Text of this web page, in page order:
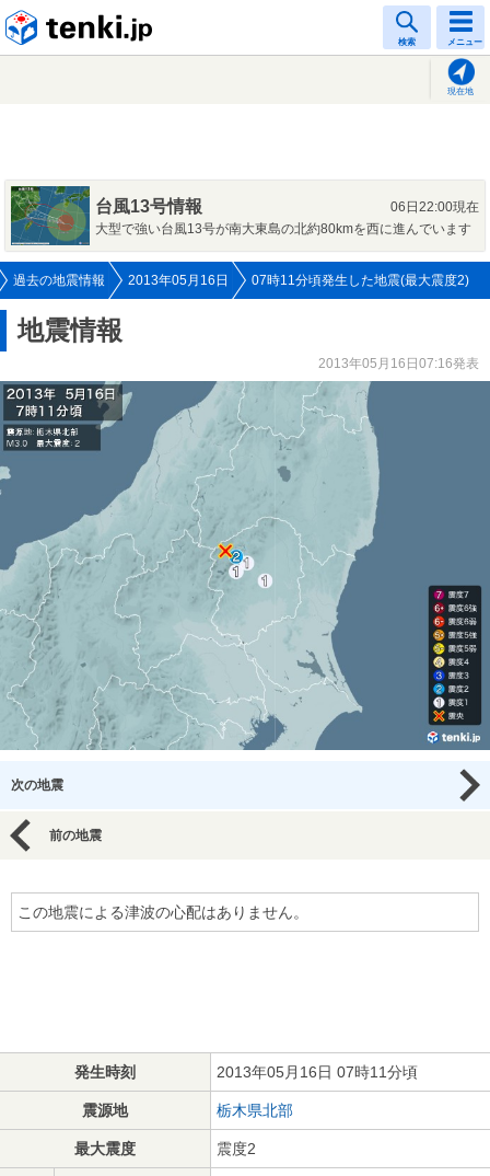
検索 メニュー
現在地
台風13号情報
06日22:00現在
大型で強い台風13号が南大東島の北約80kmを西に進んでいます
過去の地震情報 2013年05月16日 07時11分頃発生した地震(最大震度2)
地震情報
2013年05月16日07:16発表
次の地震
前の地震
この地震による津波の心配はありません。
発生時刻 2013年05月16日 07時11分頃
震源地 栃木県北部
最大震度 震度2